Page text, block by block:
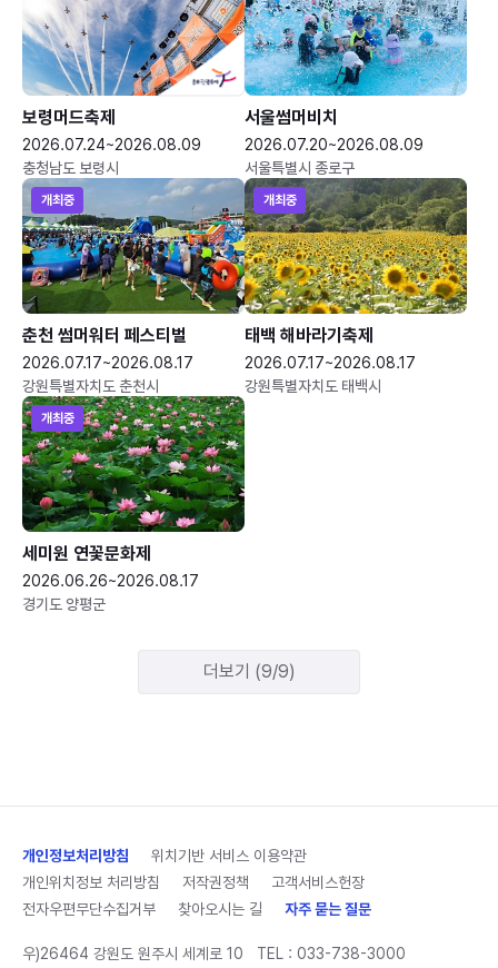
보령머드축제
2026.07.24~2026.08.09
충청남도 보령시
서울썸머비치
2026.07.20~2026.08.09
서울특별시 종로구
개최중
춘천 썸머워터 페스티벌
2026.07.17~2026.08.17
강원특별자치도 춘천시
개최중
태백 해바라기축제
2026.07.17~2026.08.17
강원특별자치도 태백시
개최중
세미원 연꽃문화제
2026.06.26~2026.08.17
경기도 양평군
더보기 (9/9)
개인정보처리방침
위치기반 서비스 이용약관
개인위치정보 처리방침
저작권정책
고객서비스헌장
전자우편무단수집거부
찾아오시는 길 자주 묻는 질문
우)26464 강원도 원주시 세계로 10 TEL : 033-738-3000